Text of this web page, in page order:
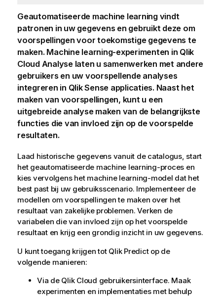
Geautomatiseerde machine learning vindt
patronen in uw gegevens en gebruikt deze om
voorspellingen voor toekomstige gegevens te
maken. Machine learning-experimenten in Qlik
Cloud Analyselaten u samenwerken met andere
gebruikers en uw voorspellende analyses
integreren in Qlik Sense applicaties. Naast het
maken van voorspellingen, kunt u een
uitgebreide analyse maken van de belangrijkste
functies die van invloed zijn op de voorspelde
resultaten.
Laad historische gegevens vanuit de catalogus, start
het geautomatiseerde machine learning-proces en
kies vervolgens het machine learning-model dat het
best past bij uw gebruiksscenario. Implementeer de
modellen om voorspellingen te maken over het
resultaat van zakelijke problemen. Verken de
variabelen die van invloed zijn op het voorspelde
resultaat en krijg een grondig inzicht in uw gegevens.
U kunt toegang krijgen tot Qlik Predictop de
volgende manieren:
Via de Qlik Cloud gebruikersinterface. Maak
experimenten en implementaties met behulp